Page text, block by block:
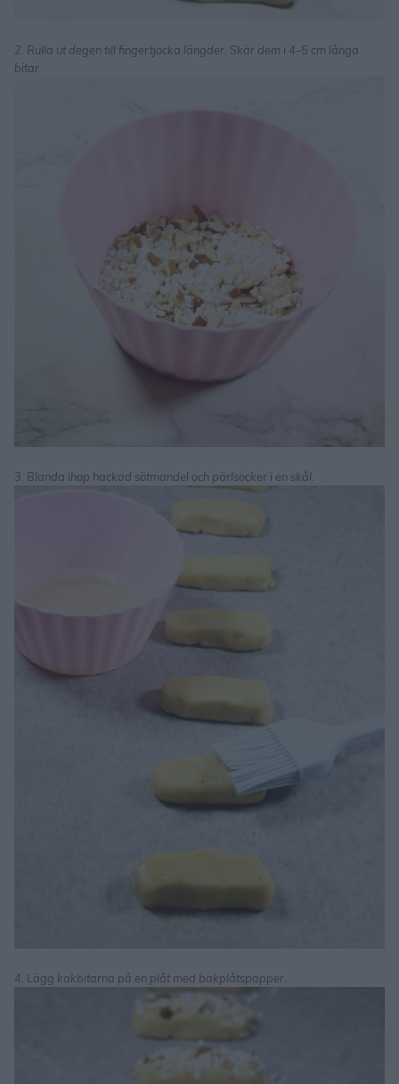
2. Rulla ut degen till fingertjocka längder. Skär dem i 4–5 cm långa
bitar.
3. Blanda ihop hackad sötmandel och pärlsocker i en skål.
4. Lägg kakbitarna på en plåt med bakplåtspapper.